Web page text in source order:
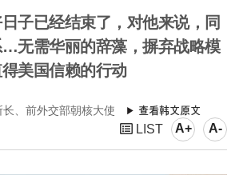
子已经结束了，对他来说，同
无需华丽的辞藻，摒弃战略模
美国信赖的行动
、前外交部朝核大使
LIST A+ A-